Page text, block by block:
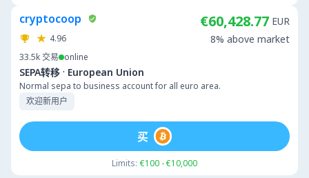
cryptocoop
4.96
33.5k交易 online
SEPA转移 · European Union
Normal sepa to business account for all euro area.
欢迎新用户
€60,428.77 EUR
8% above market
Limits: €100 - €10,000
买